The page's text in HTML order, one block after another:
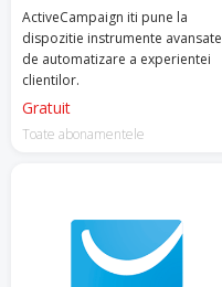
ActiveCampaign iti pune la
dispozitie instrumente avansate
de automatizare a experientei
clientilor.
Gratuit
Toate abonamentele